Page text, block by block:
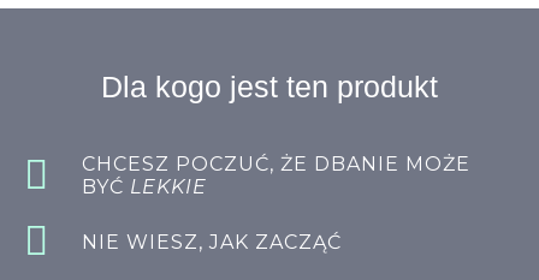
Dla kogo jest ten produkt
CHCESZ POCZUĆ, ŻE DBANIE MOŻE
BYĆ LEKKIE
NIE WIESZ, JAK ZACZĄĆ